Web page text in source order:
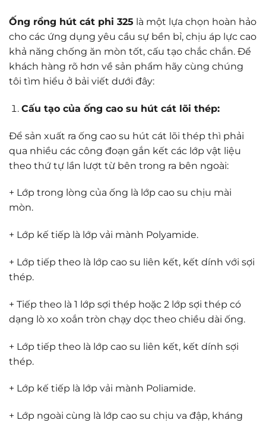
Ống rồng hút cát phi 325 là một lựa chọn hoàn hảo
cho các ứng dụng yêu cầu sự bền bỉ, chịu áp lực cao
khả năng chống ăn mòn tốt, cấu tạo chắc chắn. Để
khách hàng rõ hơn về sản phẩm hãy cùng chúng
tôi tìm hiểu ở bải viết dưới đây:
Cấu tạo của ống cao su hút cát lõi thép:
Để sản xuất ra ống cao su hút cát lõi thép thì phải
qua nhiều các công đoạn gắn kết các lớp vật liệu
theo thứ tự lần lượt từ bên trong ra bên ngoài:
+ Lớp trong lòng của ống là lớp cao su chịu mài
mòn.
+ Lớp kế tiếp là lớp vải mành Polyamide.
+ Lớp tiếp theo là lớp cao su liên kết, kết dính với sợi
thép.
+ Tiếp theo là 1 lớp sợi thép hoặc 2 lớp sợi thép có
dạng lò xo xoắn tròn chạy dọc theo chiều dài ống.
+ Lớp tiếp theo là lớp cao su liên kết, kết dính sợi
thép.
+ Lớp kế tiếp là lớp vải mành Poliamide.
+ Lớp ngoài cùng là lớp cao su chịu va đập, kháng